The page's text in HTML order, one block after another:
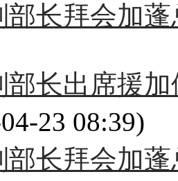
长拜会加蓬
部长出席援
23 08:39)
部长拜会加